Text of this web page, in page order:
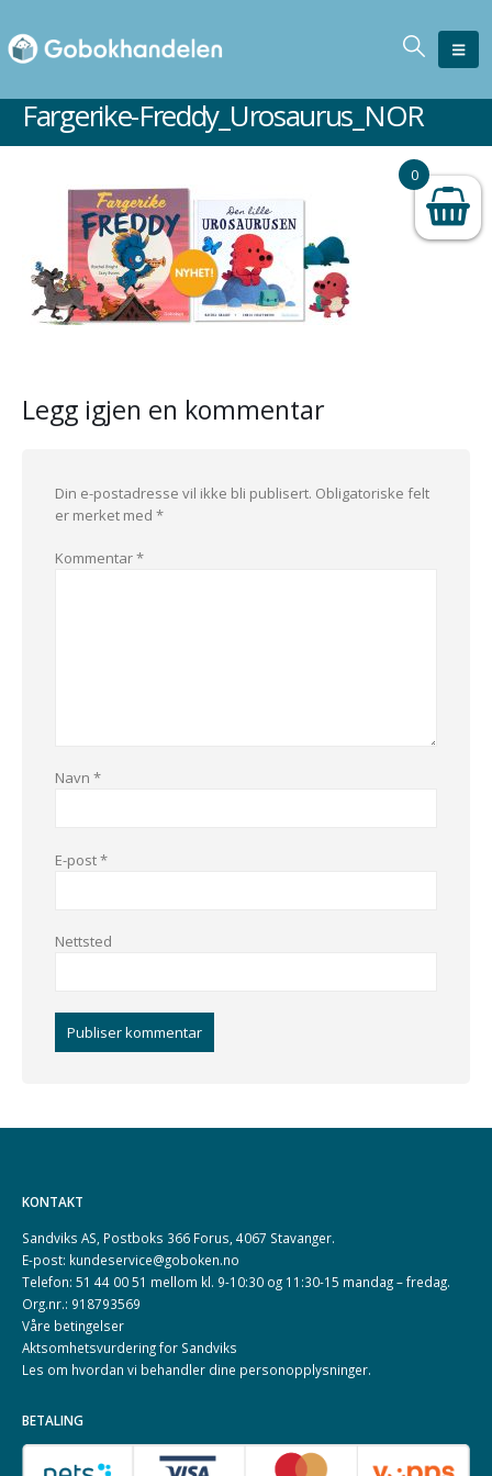
Fargerike-Freddy_Urosaurus_NOR
Legg igjen en kommentar
Din e-postadresse vil ikke bli publisert. Obligatoriske felt
er merket med *
Kommentar*
Navn *
E-post*
Nettsted
KONTAKT
Sandviks AS, Postboks 366 Forus, 4067 Stavanger.
E-post: kundeservice@goboken.no
Telefon: 51 44 00 51 mellom kl. 9-10:30 og 11:30-15 mandag – fredag.
Org.nr.: 918793569
Våre betingelser
Aktsomhetsvurdering for Sandviks
Les om hvordan vi behandler dine personopplysninger.
BETALING
0